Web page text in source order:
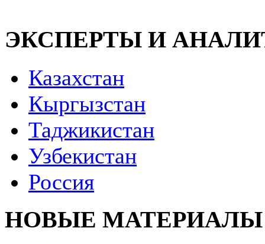
ЭКСПЕРТЫ И
Казахстан
Кыргызстан
Таджикистан
Узбекистан
Россия
НОВЫЕ МАТЕРИАЛЫ